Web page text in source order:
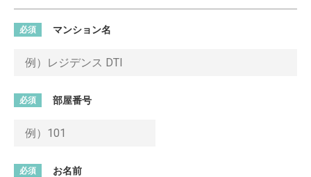
必須 マンション名
必須 部屋番号
必須 お名前